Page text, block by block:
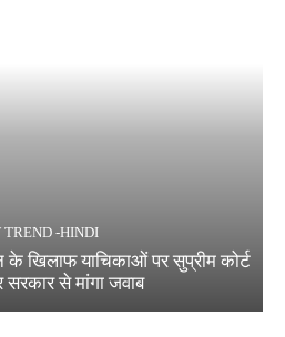
TREND -HINDI
खिलाफ याचिकाओं पर सुप्रीम कोर्ट
से मांगा जवाब